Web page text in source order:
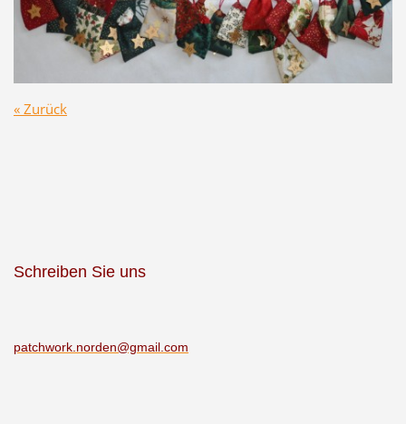
« Zurück
Schreiben Sie uns
patchwork.norden@gmail.com